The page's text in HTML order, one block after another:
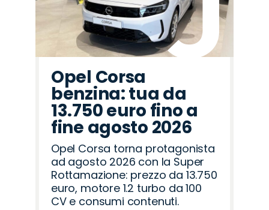
Opel Corsa
benzina: tua da
13.750 euro fino a
fine agosto 2026
Opel Corsa torna protagonista
ad agosto 2026 con la Super
Rottamazione: prezzo da 13.750
euro, motore 1.2 turbo da 100
CV e consumi contenuti.